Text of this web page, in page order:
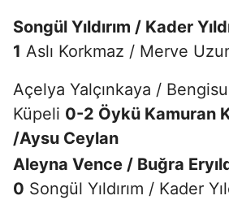
Songül Yıldırım / Kader
1 Aslı Korkmaz / Merve
Açelya Yalçınkaya / Bengisu
Küpeli 0-2 Öykü Kamuran
/Aysu Ceylan
Aleyna Vence / Buğra
0 Songül Yıldırım / Kader